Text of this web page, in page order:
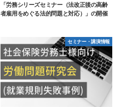
「労務シリーズセミナー（法改正後の高齢
者雇用をめぐる法的問題と対応）」の開催
セミナー・講演情報